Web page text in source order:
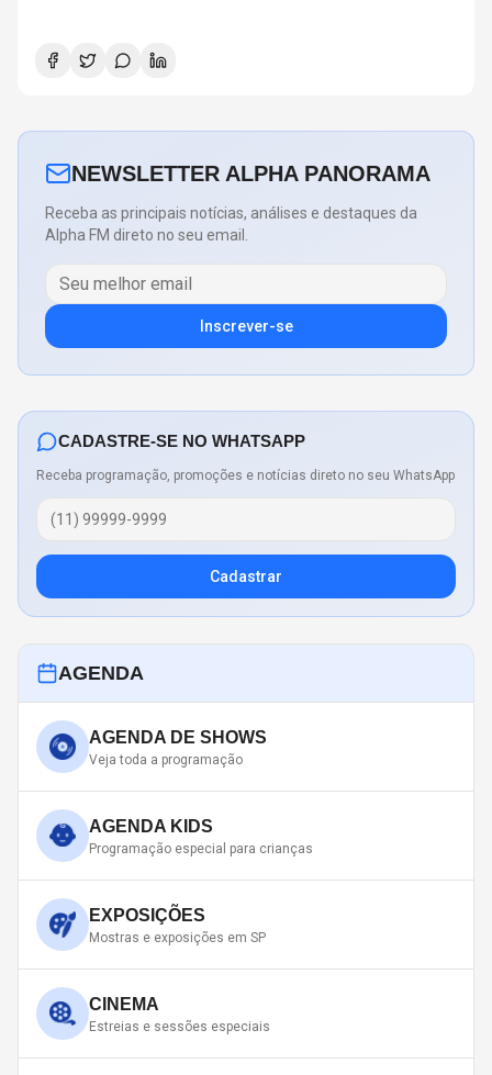
NEWSLETTER ALPHA PANORAMA
Receba as principais notícias, análises e destaques da
Alpha FM direto no seu email.
Inscrever-se
CADASTRE-SE NO WHATSAPP
Receba programação, promoções e notícias direto no seu WhatsApp
Cadastrar
AGENDA
AGENDA DE SHOWS
Veja toda a programação
AGENDA KIDS
Programação especial para crianças
EXPOSIÇÕES
Mostras e exposições em SP
CINEMA
Estreias e sessões especiais